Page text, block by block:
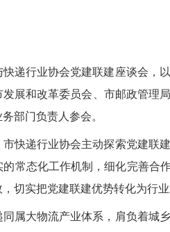
递行业协会党建联建座谈会，
展和改革委员会、市邮政管理
部门负责人参会。
快递行业协会主动探索党建联
常态化工作机制，细化完善合
切实把党建联建优势转化为行业
属大物流产业体系，肩负着城